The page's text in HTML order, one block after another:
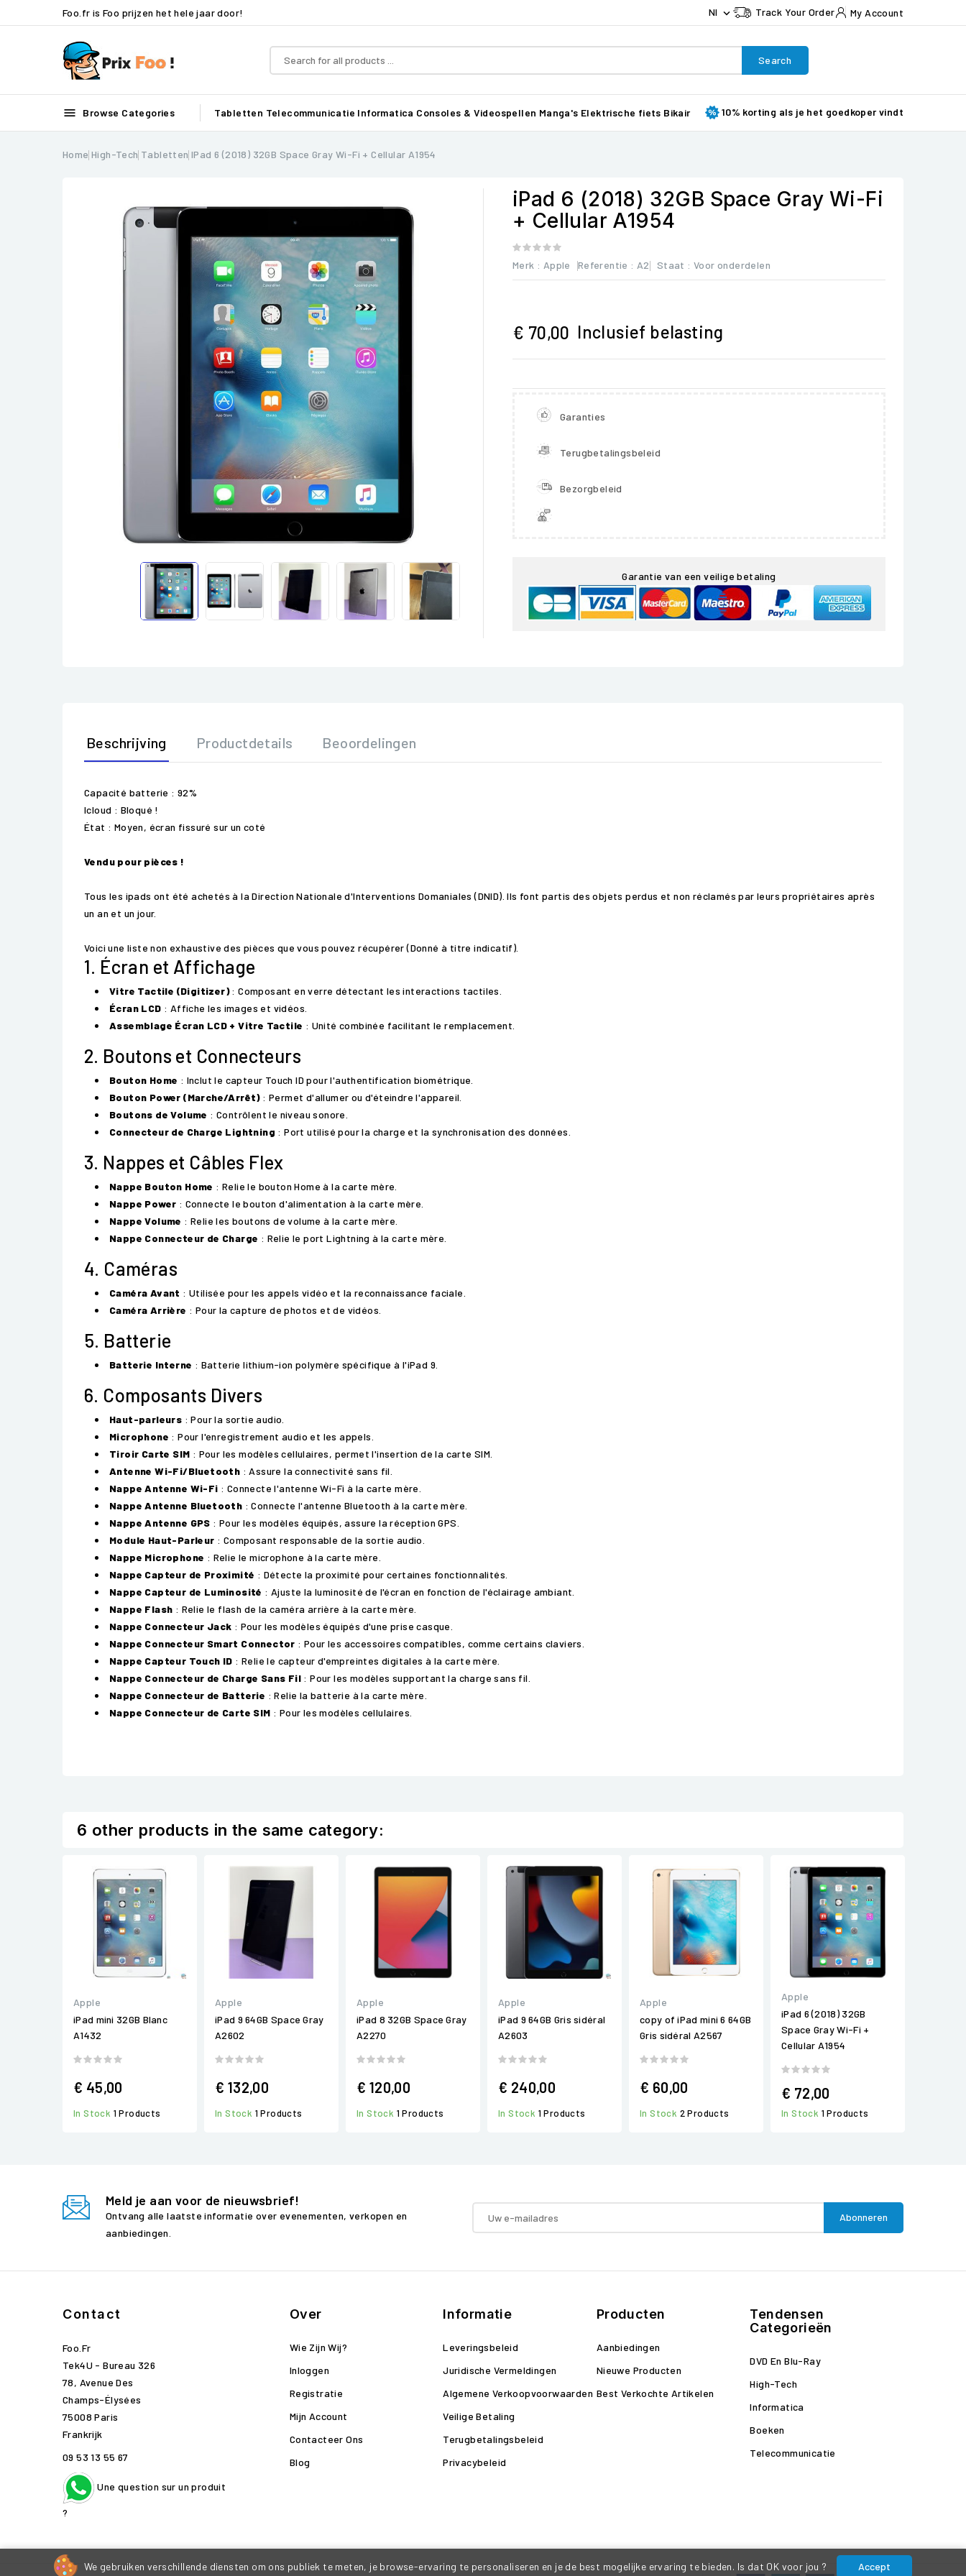
Foo.fr is Foo prijzen het hele jaar door! Nl  Track Your Order My Account
Search
 Browse Categories Tabletten Telecommunicatie Informatica Consoles & Videospellen Manga's Elektrische fiets Bikair 10% korting als je het goedkoper vindt
Home High-Tech Tabletten IPad 6 (2018) 32GB Space Gray Wi-Fi + Cellular A1954
iPad 6 (2018) 32GB Space Gray Wi-Fi
+ Cellular A1954
Merk : Apple Referentie : A2 Staat : Voor onderdelen
€ 70,00 Inclusief belasting
Garanties
Terugbetalingsbeleid
Bezorgbeleid
Garantie van een veilige betaling
Beschrijving Productdetails Beoordelingen
Capacité batterie : 92%
Icloud : Bloqué !
État : Moyen, écran fissuré sur un coté
Vendu pour pièces !
Tous les ipads ont été achetés à la Direction Nationale d'Interventions Domaniales (DNID). Ils font partis des objets perdus et non réclamés par leurs propriétaires après
un an et un jour.
Voici une liste non exhaustive des pièces que vous pouvez récupérer (Donné à titre indicatif).
1. Écran et Affichage
Vitre Tactile (Digitizer): Composant en verre détectant les interactions tactiles.
Écran LCD : Affiche les images et vidéos.
Assemblage Écran LCD + Vitre Tactile : Unité combinée facilitant le remplacement.
2. Boutons et Connecteurs
Bouton Home : Inclut le capteur Touch ID pour l'authentification biométrique.
Bouton Power (Marche/Arrêt): Permet d'allumer ou d'éteindre l'appareil.
Boutons de Volume : Contrôlent le niveau sonore.
Connecteur de Charge Lightning : Port utilisé pour la charge et la synchronisation des données.
3. Nappes et Câbles Flex
Nappe Bouton Home : Relie le bouton Home à la carte mère.
Nappe Power : Connecte le bouton d'alimentation à la carte mère.
Nappe Volume : Relie les boutons de volume à la carte mère.
Nappe Connecteur de Charge : Relie le port Lightning à la carte mère.
4. Caméras
Caméra Avant : Utilisée pour les appels vidéo et la reconnaissance faciale.
Caméra Arrière : Pour la capture de photos et de vidéos.
5. Batterie
Batterie Interne : Batterie lithium-ion polymère spécifique à l'iPad 9.
6. Composants Divers
Haut-parleurs : Pour la sortie audio.
Microphone : Pour l'enregistrement audio et les appels.
Tiroir Carte SIM : Pour les modèles cellulaires, permet l'insertion de la carte SIM.
Antenne Wi-Fi/Bluetooth : Assure la connectivité sans fil.
Nappe Antenne Wi-Fi : Connecte l'antenne Wi-Fi à la carte mère.
Nappe Antenne Bluetooth : Connecte l'antenne Bluetooth à la carte mère.
Nappe Antenne GPS : Pour les modèles équipés, assure la réception GPS.
Module Haut-Parleur : Composant responsable de la sortie audio.
Nappe Microphone : Relie le microphone à la carte mère.
Nappe Capteur de Proximité : Détecte la proximité pour certaines fonctionnalités.
Nappe Capteur de Luminosité : Ajuste la luminosité de l'écran en fonction de l'éclairage ambiant.
Nappe Flash : Relie le flash de la caméra arrière à la carte mère.
Nappe Connecteur Jack : Pour les modèles équipés d'une prise casque.
Nappe Connecteur Smart Connector : Pour les accessoires compatibles, comme certains claviers.
Nappe Capteur Touch ID : Relie le capteur d'empreintes digitales à la carte mère.
Nappe Connecteur de Charge Sans Fil : Pour les modèles supportant la charge sans fil.
Nappe Connecteur de Batterie : Relie la batterie à la carte mère.
Nappe Connecteur de Carte SIM : Pour les modèles cellulaires.
6 other products in the same category:
Apple
iPad mini 32GB Blanc
A1432
€ 45,00
In Stock 1 Products
Apple
iPad 9 64GB Space Gray
A2602
€ 132,00
In Stock 1 Products
Apple
iPad 8 32GB Space Gray
A2270
€ 120,00
In Stock 1 Products
Apple
iPad 9 64GB Gris sidéral
A2603
€ 240,00
In Stock 1 Products
Apple
copy of iPad mini 6 64GB
Gris sidéral A2567
€ 60,00
In Stock 2 Products
Apple
iPad 6 (2018) 32GB
Space Gray Wi-Fi +
Cellular A1954
€ 72,00
In Stock 1 Products
Meld je aan voor de nieuwsbrief!
Ontvang alle laatste informatie over evenementen, verkopen en
aanbiedingen.
Contact
Foo.fr
Tek4U - Bureau 326
78, Avenue Des
Champs-Élysées
75008 Paris
Frankrijk
09 53 13 55 67
Une question sur un produit
?
Over
Wie Zijn Wij?
Inloggen
Registratie
Mijn Account
Contacteer Ons
Blog
Informatie
Leveringsbeleid
Juridische Vermeldingen
Algemene Verkoopvoorwaarden
Veilige Betaling
Terugbetalingsbeleid
Privacybeleid
Producten
Aanbiedingen
Nieuwe Producten
Best Verkochte Artikelen
Tendensen
Categorieën
DVD En Blu-Ray
High-Tech
Informatica
Boeken
Telecommunicatie
We gebruiken verschillende diensten om ons publiek te meten, je browse-ervaring te personaliseren en je de best mogelijke ervaring te bieden. Is dat OK voor jou ?
Accept